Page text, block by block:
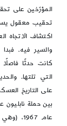
المؤرّخين على
تحقيب معقول
اكتشاف الاتجاه
كانت حدثًا فاصلًا
التي تلتها.
على التاريخ
بين حملة
عام